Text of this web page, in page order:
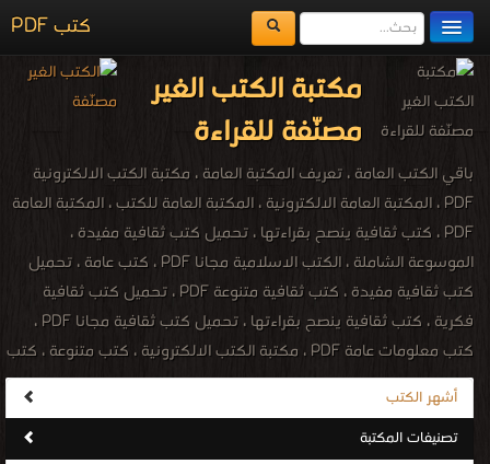
كتب PDF
مكتبة الكتب
المكتبات
الفهرس
اضف كتاب
مكتبة الكتب الغير
مصنّفة للقراءة
باقي الكتب العامة ، تعريف المكتبة العامة ، مكتبة الكتب الالكترونية
PDF ، المكتبة العامة الالكترونية ، المكتبة العامة للكتب ، المكتبة العامة
PDF ، كتب ثقافية ينصح بقراءتها ، تحميل كتب ثقافية مفيدة ،
الموسوعة الشاملة ، الكتب الاسلامية مجانا PDF ، كتب عامة ، تحميل
كتب ثقافية مفيدة ، كتب ثقافية متنوعة PDF ، تحميل كتب ثقافية
فكرية ، كتب ثقافية ينصح بقراءتها ، تحميل كتب ثقافية مجانا PDF ،
كتب معلومات عامة PDF ، مكتبة الكتب الالكترونية ، كتب متنوعة ، كتب
مصورة ، كتب صوتية ، كتب اون لاين ، كتب عامة للتحميل ، كتب عامة
للقراءة ، كتب عامة مجانية ، كتب اسلامية عامة ، كتب ثقافية عامة ، كتب
عامة فى الطبخ ، كتب عامة فى التاريخ ، كتب عامة فى الشعر ، المكتبة
أشهر الكتب
تصنيفات المكتبة